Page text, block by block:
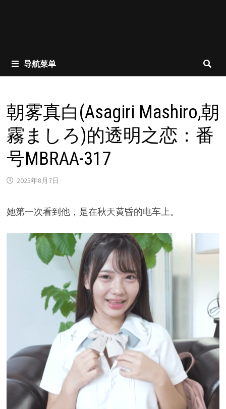
导航菜单
朝雾真白(Asagiri Mashiro,朝
霧ましろ)的透明之恋：番
号MBRAA-317
2025年8月7日
她第一次看到他，是在秋天黄昏的电车上。